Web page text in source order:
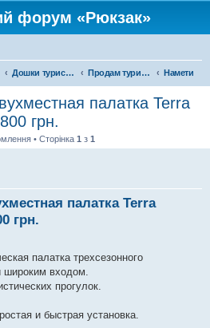
форум «Рюкзак»
Дошки туристичних оголошень Продам туристичне спорядження Намети
палатка Terra
грн.
• Сторінка 1 з 1
палатка Terra
грн.
палатка трехсезонного
широким входом.
прогулок.
и быстрая установка.